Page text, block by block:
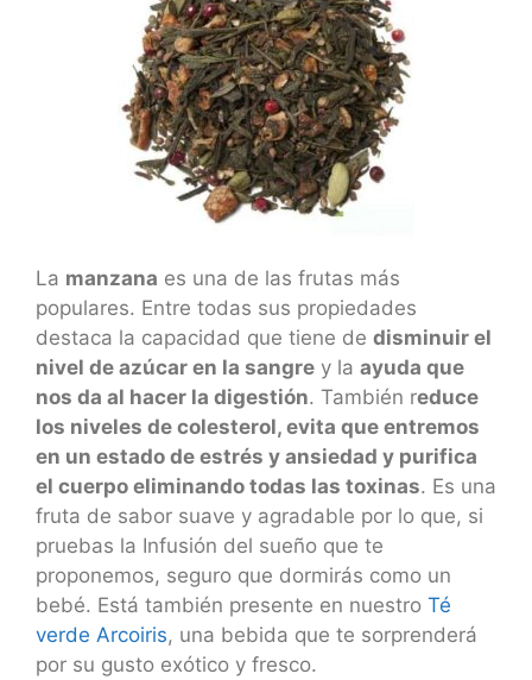
La manzana es una de las frutas más
populares. Entre todas sus propiedades
destaca la capacidad que tiene de disminuir el
nivel de azúcar en la sangre y la ayuda que
nos da al hacer la digestión. También reduce
los niveles de colesterol, evita que entremos
en un estado de estrés y ansiedad y purifica
el cuerpo eliminando todas las toxinas. Es una
fruta de sabor suave y agradable por lo que, si
pruebas la Infusión del sueño que te
proponemos, seguro que dormirás como un
bebé. Está también presente en nuestro Té
verde Arcoiris, una bebida que te sorprenderá
por su gusto exótico y fresco.